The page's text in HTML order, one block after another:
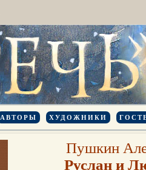
АВТОРЫ ХУДОЖНИКИ
Пушкин
Руслан и